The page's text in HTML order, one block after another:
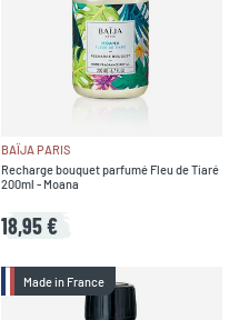
BAÏJA PARIS
Recharge bouquet parfumé Fleu de Tiaré
200ml - Moana
18,95 €
Made in France